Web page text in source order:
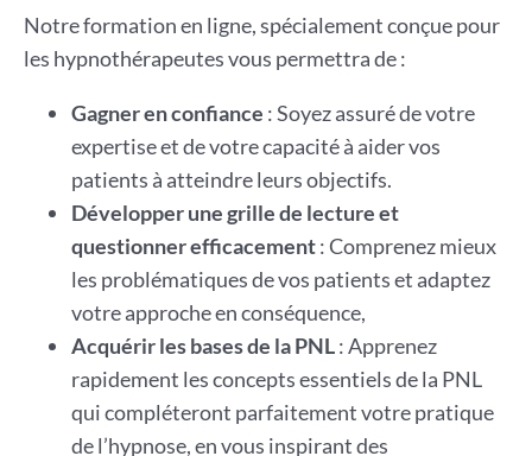
Notre formation en ligne, spécialement conçue pour
les hypnothérapeutes vous permettra de :
Gagner en confiance : Soyez assuré de votre
expertise et de votre capacité à aider vos
patients à atteindre leurs objectifs.
Développer une grille de lecture et
questionner efficacement: Comprenez mieux
les problématiques de vos patients et adaptez
votre approche en conséquence,
Acquérir les bases de la PNL: Apprenez
rapidement les concepts essentiels de la PNL
qui compléteront parfaitement votre pratique
de l’hypnose, en vous inspirant des